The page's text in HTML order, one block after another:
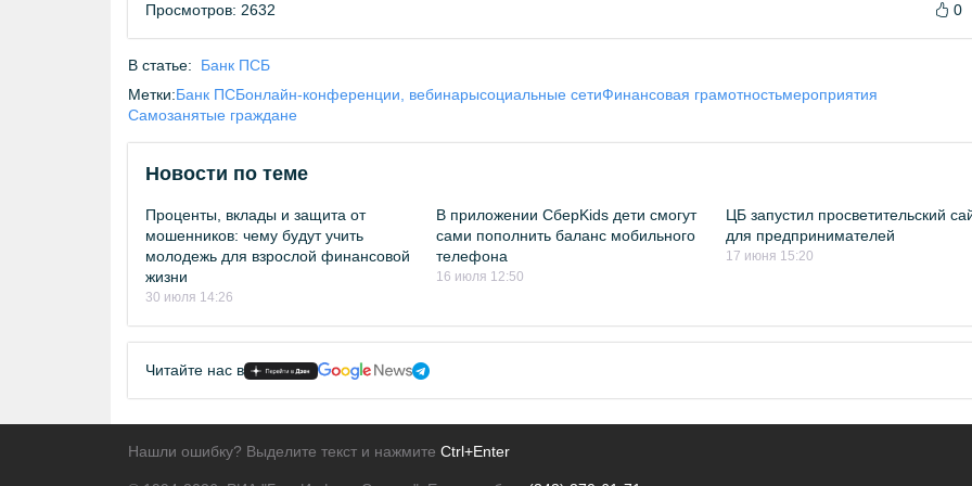
Просмотров: 2632 0
В статье:
Банк ПСБ
Метки:Банк ПСБонлайн-конференции, вебинарысоциальные сетиФинансовая грамотностьмероприятия
Самозанятые граждане
Новости по теме
Проценты, вклады и защита от
мошенников: чему будут учить
молодежь для взрослой финансовой
жизни
30 июля 14:26
В приложении СберKids дети смогут
сами пополнить баланс мобильного
телефона
16 июля 12:50
ЦБ запустил просветительский
для предпринимателей
17 июня 15:20
Читайте нас в
Нашли ошибку? Выделите текст и нажмите Ctrl+Enter